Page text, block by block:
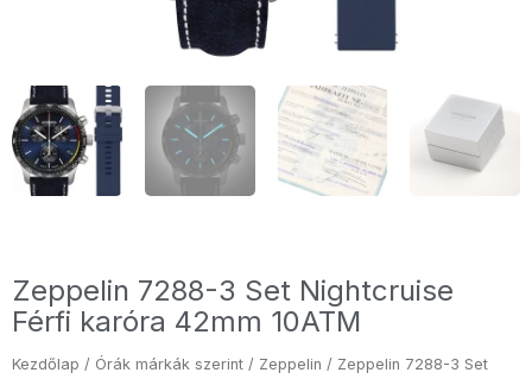
Zeppelin 7288-3 Set Nightcruise
Férfi karóra 42mm 10ATM
Kezdőlap / Órák márkák szerint / Zeppelin / Zeppelin 7288-3 Set